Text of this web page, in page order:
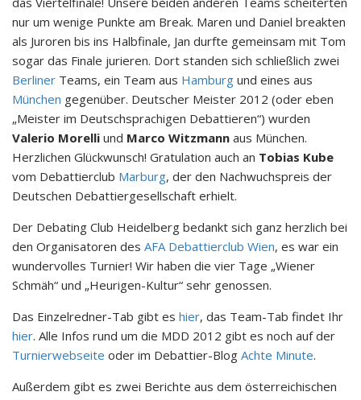
nur um wenige Punkte am Break. Maren und Daniel breakten
als Juroren bis ins Halbfinale, Jan durfte gemeinsam mit Tom
sogar das Finale jurieren. Dort standen sich schließlich zwei
Berliner Teams, ein Team aus Hamburg und eines aus
München gegenüber. Deutscher Meister 2012 (oder eben
„Meister im Deutschsprachigen Debattieren“) wurden
Valerio Morelli und Marco Witzmann aus München.
Herzlichen Glückwunsch! Gratulation auch an Tobias Kube
vom Debattierclub Marburg, der den Nachwuchspreis der
Deutschen Debattiergesellschaft erhielt.
Der Debating Club Heidelberg bedankt sich ganz herzlich bei
den Organisatoren des AFA Debattierclub Wien, es war ein
wundervolles Turnier! Wir haben die vier Tage „Wiener
Schmäh“ und „Heurigen-Kultur“ sehr genossen.
Das Einzelredner-Tab gibt es hier, das Team-Tab findet Ihr
hier. Alle Infos rund um die MDD 2012 gibt es noch auf der
Turnierwebseite oder im Debattier-Blog Achte Minute.
Außerdem gibt es zwei Berichte aus dem österreichischen